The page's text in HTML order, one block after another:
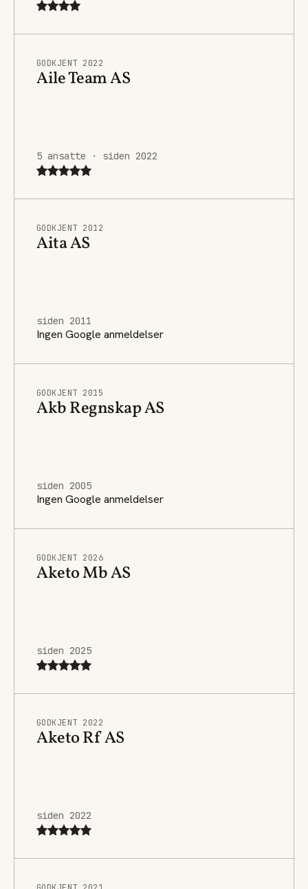
GODKJENT 2022
Aile Team AS
5 ansatte · siden 2022
GODKJENT 2012
Aita AS
siden 2011
Ingen Google anmeldelser
GODKJENT 2015
Akb Regnskap AS
siden 2005
Ingen Google anmeldelser
GODKJENT 2026
Aketo Mb AS
siden 2025
GODKJENT 2022
Aketo Rf AS
siden 2022